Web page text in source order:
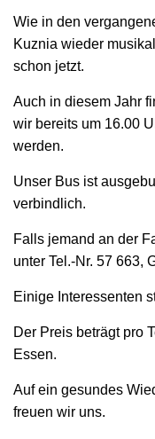
Wie in den
Kuznia wieder
schon jetzt.
Auch in diesem Jahr
wir bereits um 16.00
werden.
Unser Bus ist
verbindlich.
Falls jemand an der
unter Tel.-Nr. 57 663,
Einige Interessenten
Der Preis beträgt pro
Essen.
Auf ein gesundes
freuen wir uns.